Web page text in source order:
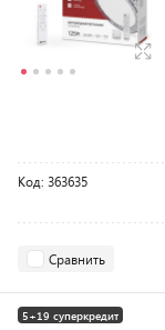
Код: 363635
Сравнить
5+19 суперкредит